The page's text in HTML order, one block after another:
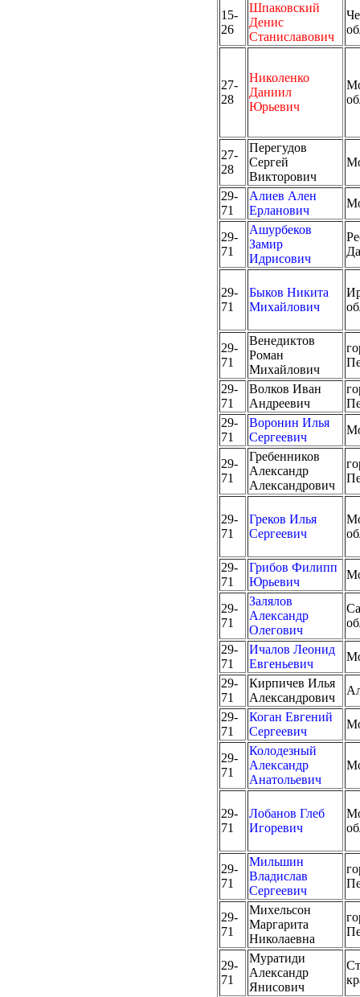
15-
26
Шпаковский
Денис
Станиславович
27-
28
Николенко
Даниил
Юрьевич
27-
28
Перегудов
Сергей
Викторович
29-
71
Алиев Ален
Ерланович
29-
71
Ашурбеков
Замир
Идрисович
29-
71
Быков Никита
Михайлович
29-
71
Венедиктов
Роман
Михайлович
29-
71
Волков Иван
Андреевич
29-
71
Воронин Илья
Сергеевич
29-
71
Гребенников
Александр
Александрович
29-
71
Греков Илья
Сергеевич
29-
71
Грибов Филипп
Юрьевич
29-
71
Залялов
Александр
Олегович
29-
71
Ичалов Леонид
Евгеньевич
29-
71
Кирпичев Илья
Александрович
29-
71
Коган Евгений
Сергеевич
29-
71
Колодезный
Александр
Анатольевич
29-
71
Лобанов Глеб
Игоревич
29-
71
Мильшин
Владислав
Сергеевич
29-
71
Михельсон
Маргарита
Николаевна
29-
71
Муратиди
Александр
Янисович